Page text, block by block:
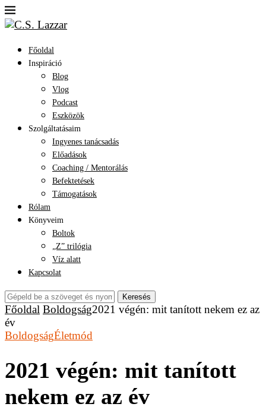
Főoldal
Inspiráció
Blog
Vlog
Podcast
Eszközök
Szolgáltatásaim
Ingyenes tanácsadás
Előadások
Coaching / Mentorálás
Befektetések
Támogatások
Rólam
Könyveim
Boltok
„Z” trilógia
Víz alatt
Kapcsolat
Keresés
Főoldal Boldogság2021 végén: mit tanított nekem ez az
év
BoldogságÉletmód
2021 végén: mit tanított
nekem ez az év